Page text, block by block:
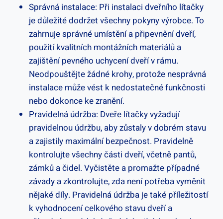
Správná instalace: Při instalaci dveřního lítačky
je důležité dodržet všechny pokyny výrobce. To
zahrnuje správné umístění a připevnění dveří,
použití kvalitních montážních materiálů a
zajištění pevného uchycení dveří v rámu.
Neodpouštějte žádné krohy, protože nesprávná
instalace může vést k nedostatečné funkčnosti
nebo dokonce ke zranění.
Pravidelná údržba: Dveře lítačky vyžadují
pravidelnou údržbu, aby zůstaly v dobrém stavu
a zajistily maximální bezpečnost. Pravidelně
kontrolujte všechny části dveří, včetně pantů,
zámků a čidel. Vyčistěte a promažte případné
závady a zkontrolujte, zda není potřeba vyměnit
nějaké díly. Pravidelná údržba je také příležitostí
k vyhodnocení celkového stavu dveří a